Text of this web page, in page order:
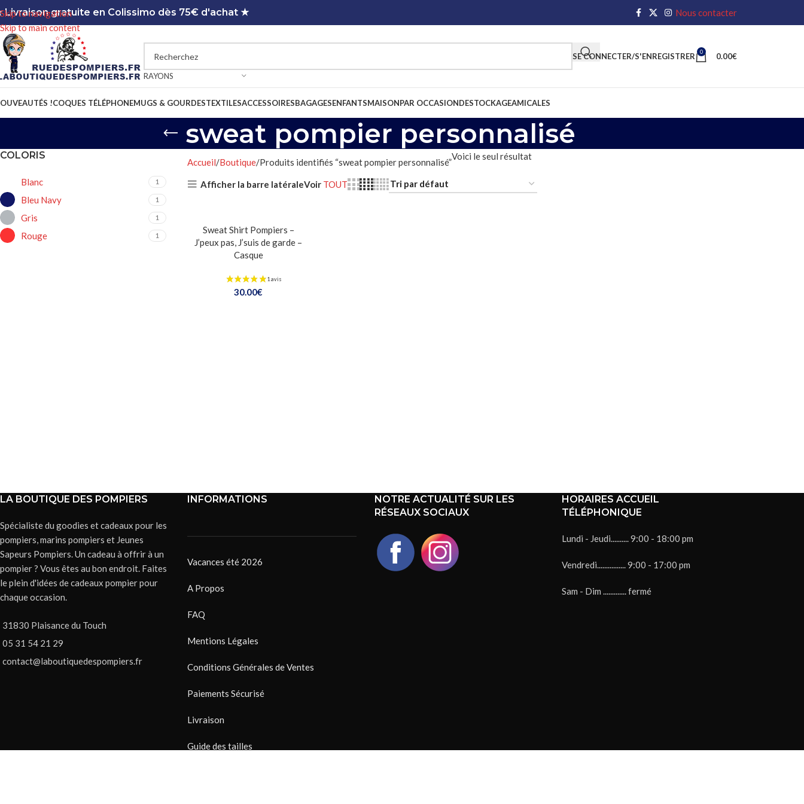
Skip to navigation
Skip to main content
Livraison gratuite en Colissimo dès 75€ d'achat ★ Nous contacter
RAYONS
SE CONNECTER/S'ENREGISTRER 0 0.00€
!COQUES TÉLÉPHONEMUGS & GOURDESTEXTILESACCESSOIRESBAGAGESENFANTSMAISONPAR OCCASIONDESTOCKAGEAMICALES
sweat pompier personnalisé
COLORIS
Blanc 1
Bleu Navy 1
Gris 1
Rouge 1
Accueil Boutique Produits identifiés “sweat pompier personnalisé”
Voici le seul résultat
Afficher la barre latéraleVoir TOUT
Sweat Shirt Pompiers –
J’peux pas, J’suis de garde –
Casque
30.00€
LA BOUTIQUE DES POMPIERS
Spécialiste du goodies et cadeaux pour les
pompiers, marins pompiers et Jeunes
Sapeurs Pompiers. Un cadeau à offrir à un
pompier ? Vous êtes au bon endroit. Faites
le plein d'idées de cadeaux pompier pour
chaque occasion.
31830 Plaisance du Touch
05 31 54 21 29
contact@laboutiquedespompiers.fr
INFORMATIONS
Vacances été 2026
A Propos
FAQ
Mentions Légales
Conditions Générales de Ventes
Paiements Sécurisé
Livraison
Guide des tailles
NOTRE ACTUALITÉ SUR LES
RÉSEAUX SOCIAUX
HORAIRES ACCUEIL
TÉLÉPHONIQUE
Lundi - Jeudi.......... 9:00 - 18:00 pm
Vendredi................ 9:00 - 17:00 pm
Sam - Dim ............. fermé